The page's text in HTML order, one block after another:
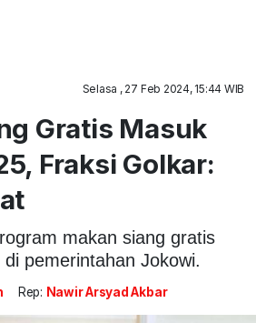
Selasa , 27 Feb 2024, 15:44 WIB
Gratis Masuk
Fraksi Golkar:
makan siang gratis
pemerintahan Jokowi.
Rep: Nawir Arsyad Akbar